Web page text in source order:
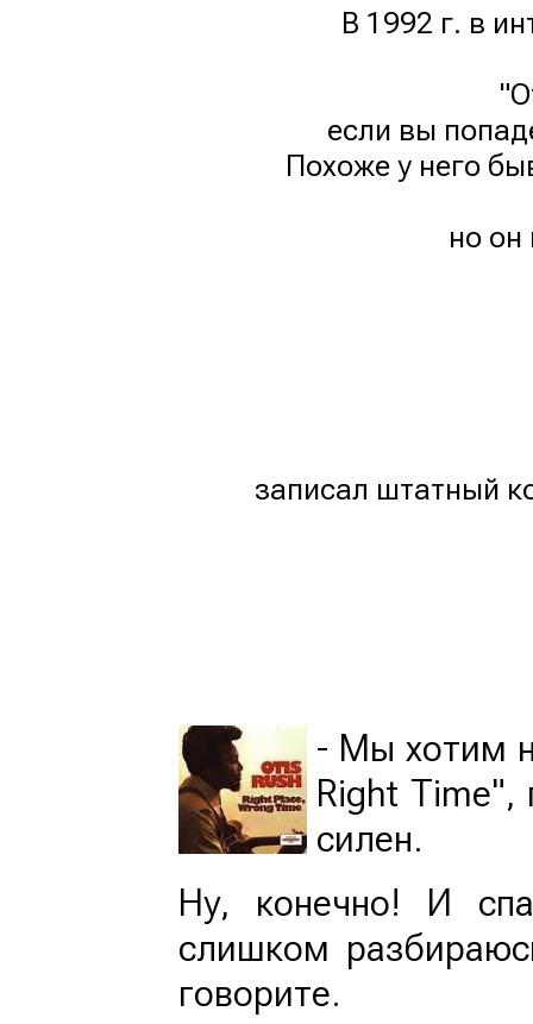
В 1992 г. в
если вы
Похоже у него
но он
записал штатный
- Мы хотим
Right Time",
силен.
Ну, конечно! И
слишком
говорите.